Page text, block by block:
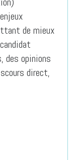
de mieux
des opinions
direct,